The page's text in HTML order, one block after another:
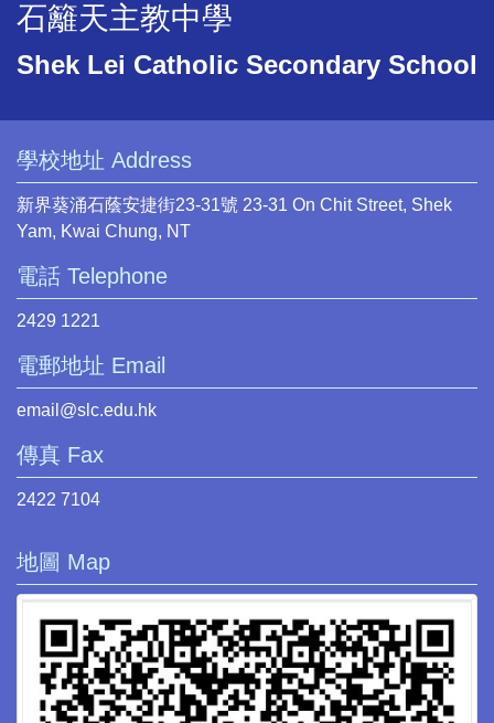
石籬天主教中學
Shek Lei Catholic Secondary School
學校地址 Address
新界葵涌石蔭安捷街23-31號 23-31 On Chit Street, Shek
Yam, Kwai Chung, NT
電話 Telephone
2429 1221
電郵地址 Email
email@slc.edu.hk
傳真 Fax
2422 7104
地圖 Map